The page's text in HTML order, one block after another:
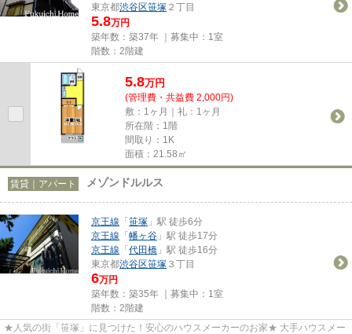
東京都渋谷区笹塚 ２丁目
5.8万円
築年数：築37年 ｜募集中： 1室
階数：2階建
5.8万円
(管理費・共益費 2,000円)
敷：1ヶ月｜礼：1ヶ月
所在階：1階
間取り：1K
面積：21.58㎡
賃貸｜アパート メゾンドルルス
京王線 「笹塚 」駅 徒歩6分
京王線 「幡ヶ谷 」駅 徒歩17分
京王線 「代田橋 」駅 徒歩16分
東京都渋谷区笹塚 ３丁目
6万円
築年数：築35年 ｜募集中： 1室
階数：2階建
★人気の街「笹塚」に見つけた！安心のハウスメーカーのお家★ 大手ハウスメー